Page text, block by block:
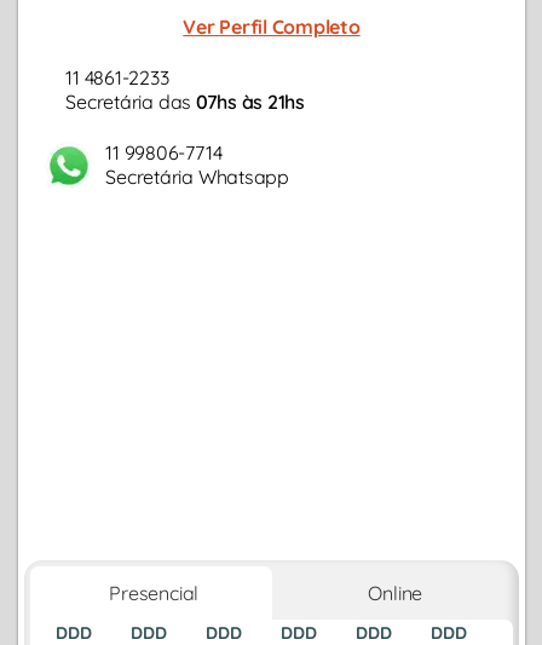
Ver Perfil Completo
11 4861-2233
Secretária das 07hs às 21hs
11 99806-7714
Secretária Whatsapp
Presencial Online
DDD
DDD
DDD
DDD
DDD
DDD